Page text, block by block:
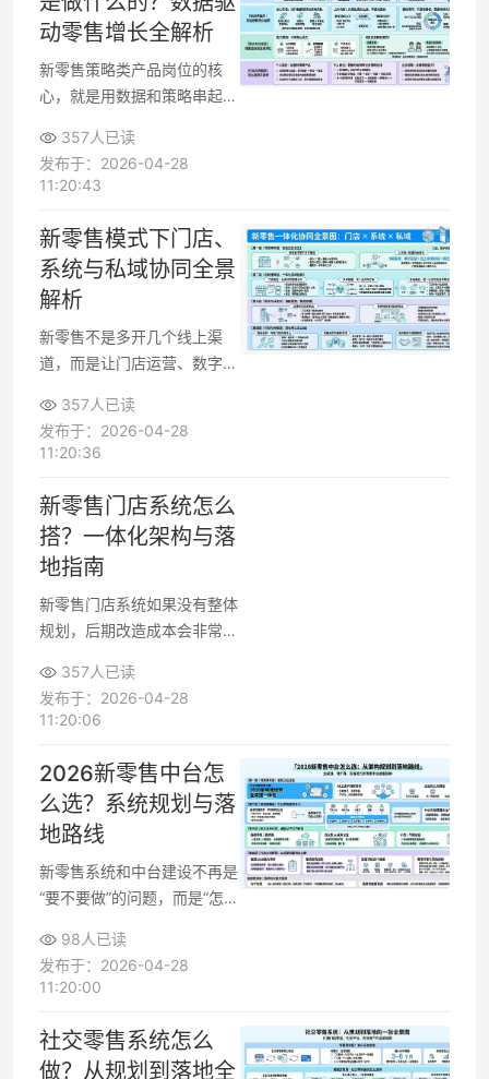
动零售增长全解析
新零售策略类产品岗位的核
心，就是用数据和策略串起
务增长。 对求职者而言，这
个岗位既要懂零售业务，又要
或数据分析升级到“业务决策
层”的关键路径。对于企业管
理者，这类岗位能把会员、库
存、营销、门店运营打通，让
零售增长从拍脑袋变成数据驱
动的系统工程。
357人已读
发布于：2026-04-28
11:20:43
新零售模式下门店、
系统与私域协同全景
解析
新零售不是多开几个线上渠
道，而是让门店运营、数字系
从客流获取、成交转化到复购
裂变，每个环节都需要被数据
接。对零售从业者来说，看懂
一体化协同框架远比盯单点工
具更重要，这样在做数字化转
型、系统选型或业务升级时，
才知道哪些是基础设施，哪些
是关键战役。
357人已读
发布于：2026-04-28
11:20:36
新零售门店系统怎么
搭？一体化架构与落
地指南
新零售门店系统如果没有整体
规划，后期改造成本会非常
业务边界和数据流向，再决定
用哪些系统、怎么集成、怎么
心是打通会员、商品、库存、
订单与营销数据，让线上线下
一个规则、一套数据、统一运
营，而不是简单多装几套软
件。
357人已读
发布于：2026-04-28
11:20:06
2026新零售中台怎
么选？系统规划与落
地路线
新零售系统和中台建设不再是
“要不要做”的问题，而是“怎么
多企业已经踩过弯路，不是选
型过于超前，就是忽视门店和
零售中台时，需要同时兼顾全
渠道业务场景覆盖、系统可扩
98人已读
发布于：2026-04-28
11:20:00
社交零售系统怎么
做？从规划到落地全